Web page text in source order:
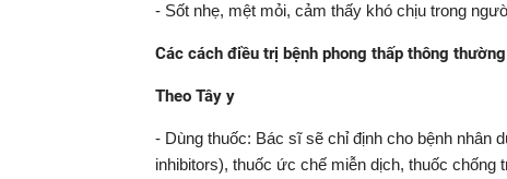
- Sốt nhẹ, mệt mỏi, cảm thấy khó chịu trong
Các cách điều trị bệnh phong thấp thông thường
Theo Tây y
- Dùng thuốc: Bác sĩ sẽ chỉ định cho bệnh nhân
inhibitors), thuốc ức chế miễn dịch, thuốc chống